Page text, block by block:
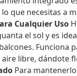
que necesitas a
Cualquier Uso
el sol y es
Funciona
libre, dándote
Para